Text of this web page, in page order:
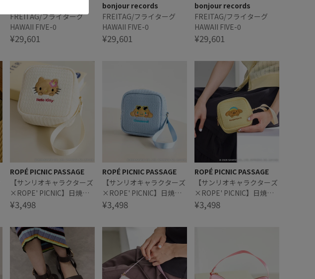
FREITAG/フライターグ
HAWAII FIVE-0
¥29,601
bonjour records
FREITAG/フライターグ
HAWAII FIVE-0
¥29,601
bonjour records
FREITAG/フライターグ
HAWAII FIVE-0
¥29,601
ROPÉ PICNIC PASSAGE
【サンリオキャラクターズ
×ROPE' PICNIC】日焼け
デザイン ハンドストラップ
¥3,498
ROPÉ PICNIC PASSAGE
【サンリオキャラクターズ
×ROPE' PICNIC】日焼け
デザイン ハンドストラップ
¥3,498
ROPÉ PICNIC PASSAGE
【サンリオキャラクターズ
×ROPE' PICNIC】日焼け
デザイン ハンドストラップ
¥3,498